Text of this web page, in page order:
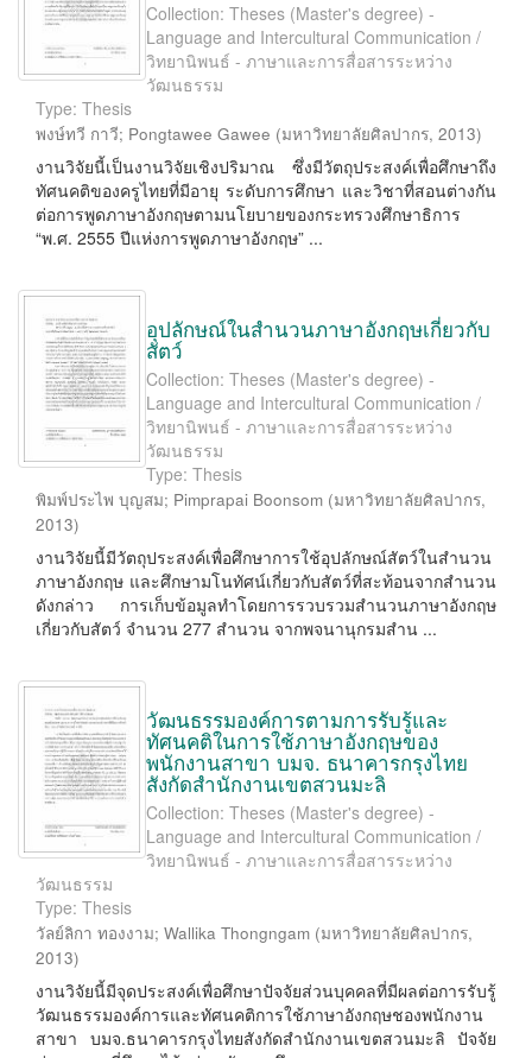
Collection: Theses (Master's degree) -
Language and Intercultural Communication /
วิทยานิพนธ์ - ภาษาและการสื่อสารระหว่าง
วัฒนธรรม
Type: Thesis
พงษ์ทวี กาวี; Pongtawee Gawee (มหาวิทยาลัยศิลปากร, 2013)
งานวิจัยนี้เป็นงานวิจัยเชิงปริมาณ ซึ่งมีวัตถุประสงค์เพื่อศึกษาถึง
ทัศนคติของครูไทยที่มีอายุ ระดับการศึกษา และวิชาที่สอนต่างกัน
ต่อการพูดภาษาอังกฤษตามนโยบายของกระทรวงศึกษาธิการ
“พ.ศ. 2555 ปีแห่งการพูดภาษาอังกฤษ” ...
อุปลักษณ์ในสำนวนภาษาอังกฤษเกี่ยวกับ
สัตว์
Collection: Theses (Master's degree) -
Language and Intercultural Communication /
วิทยานิพนธ์ - ภาษาและการสื่อสารระหว่าง
วัฒนธรรม
Type: Thesis
พิมพ์ประไพ บุญสม; Pimprapai Boonsom (มหาวิทยาลัยศิลปากร,
2013)
งานวิจัยนี้มีวัตถุประสงค์เพื่อศึกษาการใช้อุปลักษณ์สัตว์ในสำนวน
ภาษาอังกฤษ และศึกษามโนทัศน์เกี่ยวกับสัตว์ที่สะท้อนจากสำนวน
ดังกล่าว การเก็บข้อมูลทำโดยการรวบรวมสำนวนภาษาอังกฤษ
เกี่ยวกับสัตว์ จำนวน 277 สำนวน จากพจนานุกรมสำน ...
วัฒนธรรมองค์การตามการรับรู้และ
ทัศนคติในการใช้ภาษาอังกฤษของ
พนักงานสาขา บมจ. ธนาคารกรุงไทย
สังกัดสำนักงานเขตสวนมะลิ
Collection: Theses (Master's degree) -
Language and Intercultural Communication /
วิทยานิพนธ์ - ภาษาและการสื่อสารระหว่าง
วัฒนธรรม
Type: Thesis
วัลย์ลิกา ทองงาม; Wallika Thongngam (มหาวิทยาลัยศิลปากร,
2013)
งานวิจัยนี้มีจุดประสงค์เพื่อศึกษาปัจจัยส่วนบุคคลที่มีผลต่อการรับรู้
วัฒนธรรมองค์การและทัศนคติการใช้ภาษาอังกฤษชองพนักงาน
สาขา บมจ.ธนาคารกรุงไทยสังกัดสำนักงานเขตสวนมะลิ ปัจจัย